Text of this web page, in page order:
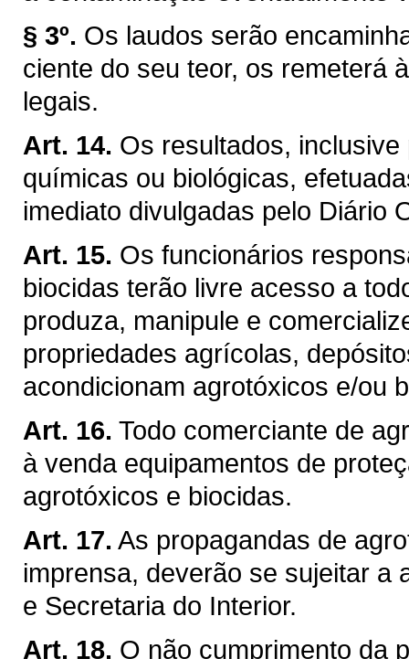
§ 3º. Os laudos serão
ciente do seu teor, os remeterá
legais.
Art. 14. Os resultados,
químicas ou biológicas,
imediato divulgadas pelo Diário
Art. 15. Os funcionários
biocidas terão livre acesso a
produza, manipule e
propriedades agrícolas,
acondicionam agrotóxicos e/ou
Art. 16. Todo comerciante de
à venda equipamentos de
agrotóxicos e biocidas.
Art. 17. As propagandas de
imprensa, deverão se sujeitar a
e Secretaria do Interior.
Art. 18. O não cumprimento da